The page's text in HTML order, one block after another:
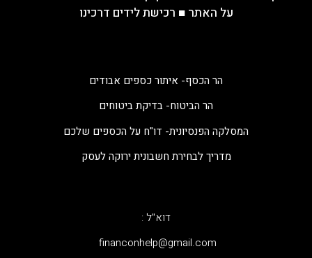
על האתר ■ רכישת לידים דרכינו
הר הכסף- איתור כספים אבודים
הר הביטוח- בדיקת ביטוחים
המסלקה הפנסיונית- דו"ח על הכספים שלכם
מדריך לבחירת חשבונית ירוקה לעסק
דוא"ל :
‫financonhelp@gmail.com‬